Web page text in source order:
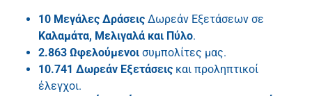
10 Μεγάλες Δράσεις Δωρεάν Εξετάσεων σε
Καλαμάτα, Μελιγαλά και Πύλο.
2.863 Ωφελούμενοι συμπολίτες μας.
10.741 Δωρεάν Εξετάσεις και προληπτικοί
έλεγχοι.